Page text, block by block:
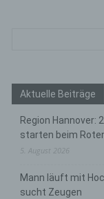
Aktuelle Beiträge
Region Hannover:
starten beim
5. August 2026
Mann läuft mit
sucht Zeugen